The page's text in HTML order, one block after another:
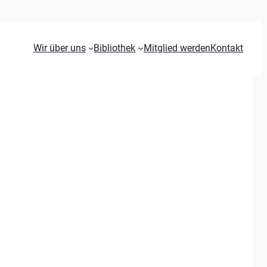
Wir über uns Bibliothek Mitglied werdenKontakt